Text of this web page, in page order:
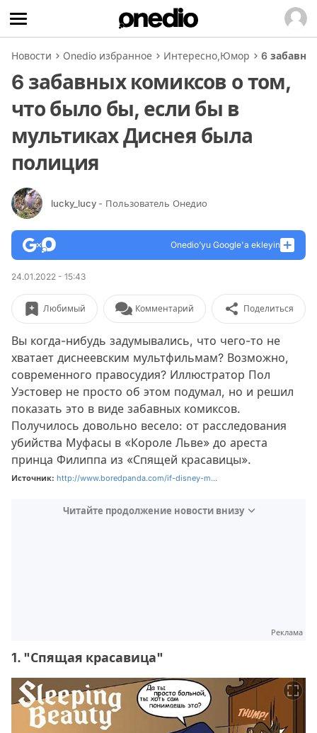
Новости Onedio избранное Интересно,Юмор 6
6 забавных комиксов о том,
что было бы, если бы в
мультиках Диснея была
полиция
lucky_lucy - Пользователь Онедио
Onedio’yu Google'a ekleyin
24.01.2022 - 15:43
Любимый Комментарий Поделиться
Вы когда-нибудь задумывались, что чего-то не
хватает диснеевским мультфильмам? Возможно,
современного правосудия? Иллюстратор Пол
Уэстовер не просто об этом подумал, но и решил
показать это в виде забавных комиксов.
Получилось довольно весело: от расследования
убийства Муфасы в «Короле Льве» до ареста
принца Филиппа из «Спящей красавицы».
Источник: http://www.boredpanda.com/if-disney-m...
Читайте продолжение новости внизу
Реклама
1. "Спящая красавица"